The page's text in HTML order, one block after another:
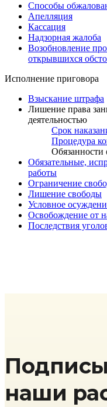
Способы
Апелляция
Кассация
Надзорная жалоба
Возобновление
открывшихся
Исполнение приговора
Взыскание штрафа
Лишение права
деятельностью
Срок
Процедура
Обязанности
Обязательные,
работы
Ограничение
Лишение свободы
Условное
Освобождение от
Последствия
наши